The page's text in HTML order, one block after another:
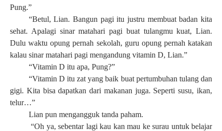
Pung.”
“Betul, Lian. Bangun pagi itu justru membuat badan kita
sehat. Apalagi sinar matahari pagi buat tulangmu kuat, Lian.
Dulu waktu opung pernah sekolah, guru opung pernah katakan
kalau sinar matahari pagi mengandung vitamin D, Lian.”
“Vitamin D itu apa, Pung?”
“Vitamin D itu zat yang baik buat pertumbuhan tulang dan
gigi. Kita bisa dapatkan dari makanan juga. Seperti susu, ikan,
telur…”
Lian pun mengangguk tanda paham.
“Oh ya, sebentar lagi kau kan mau ke surau untuk belajar